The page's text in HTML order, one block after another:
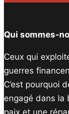
Qui sommes-
Ceux qui
guerres
C’est pourquoi
engagé dans la
paix et une